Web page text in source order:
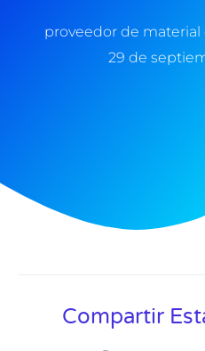
proveedor de
29 de
Compartir